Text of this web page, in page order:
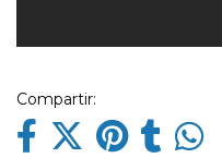
Compartir: